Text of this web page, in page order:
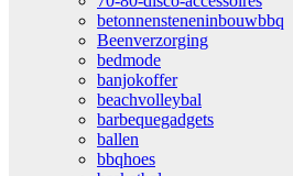
betonnensteneninbouwbbq
Beenverzorging
bedmode
banjokoffer
beachvolleybal
barbequegadgets
ballen
bbqhoes